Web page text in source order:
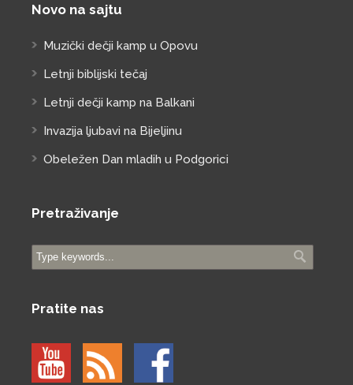
Novo na sajtu
Muzički dečji kamp u Opovu
Letnji biblijski tečaj
Letnji dečji kamp na Balkani
Invazija ljubavi na Bijeljinu
Obeležen Dan mladih u Podgorici
Pretraživanje
Pratite nas